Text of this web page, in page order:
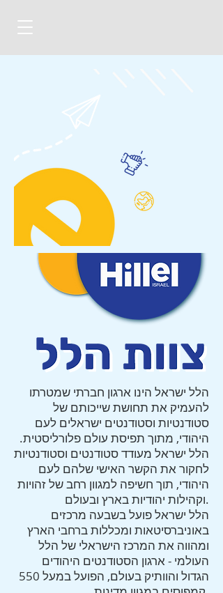
הלל ישראל הינו ארגון חברתי שמטרתו
להעמיק את תחושת שייכותם של
סטודנטיות וסטודנטים ישראלים לעם
היהודי, מתוך תפיסת עולם פלורליסטית.
הלל ישראל מעודד סטודנטים וסטודנטיות
לחקור את הקשר האישי שלהם לעם
היהודי, תוך חשיפה למגוון רחב של זהויות
וקהילות יהודיות בארץ ובעולם.
הלל ישראל פועל בשבעה מרכזים
באוניברסיטאות ומכללות ברחבי הארץ
ומהווה את המרכז הישראלי של הלל
העולמי - ארגון הסטודנטים היהודים
הגדול והוותיק בעולם, הפועל במעל 550